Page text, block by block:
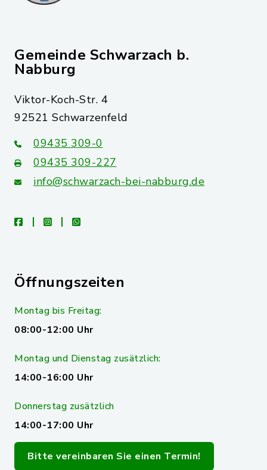
Gemeinde Schwarzach b.
Nabburg
Viktor-Koch-Str. 4
92521 Schwarzenfeld
09435 309-0
09435 309-227
info@schwarzach-bei-nabburg.de
facebookinstagramwhatsapp
Öffnungszeiten
Montag bis Freitag:
08:00-12:00 Uhr
Montag und Dienstag zusätzlich:
14:00-16:00 Uhr
Donnerstag zusätzlich
14:00-17:00 Uhr
Bitte vereinbaren Sie einen Termin!